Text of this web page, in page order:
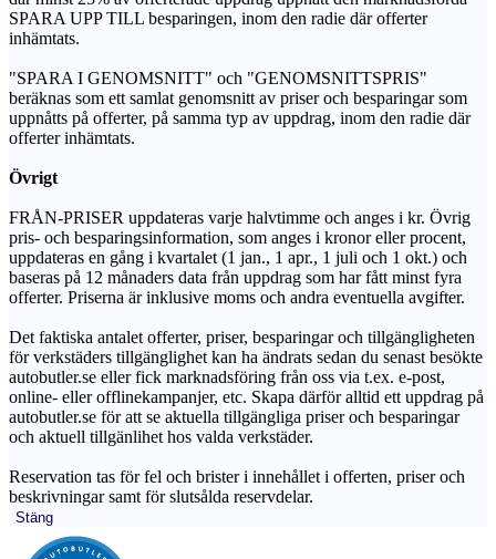
SPARA UPP TILL besparingen, inom den radie där offerter
inhämtats.
"SPARA I GENOMSNITT" och "GENOMSNITTSPRIS"
beräknas som ett samlat genomsnitt av priser och besparingar som
uppnåtts på offerter, på samma typ av uppdrag, inom den radie där
offerter inhämtats.
Övrigt
FRÅN-PRISER uppdateras varje halvtimme och anges i kr. Övrig
pris- och besparingsinformation, som anges i kronor eller procent,
uppdateras en gång i kvartalet (1 jan., 1 apr., 1 juli och 1 okt.) och
baseras på 12 månaders data från uppdrag som har fått minst fyra
offerter. Priserna är inklusive moms och andra eventuella avgifter.
Det faktiska antalet offerter, priser, besparingar och tillgängligheten
för verkstäders tillgänglighet kan ha ändrats sedan du senast besökte
autobutler.se eller fick marknadsföring från oss via t.ex. e-post,
online- eller offlinekampanjer, etc. Skapa därför alltid ett uppdrag på
autobutler.se för att se aktuella tillgängliga priser och besparingar
och aktuell tillgänlihet hos valda verkstäder.
Reservation tas för fel och brister i innehållet i offerten, priser och
beskrivningar samt för slutsålda reservdelar.
Stäng